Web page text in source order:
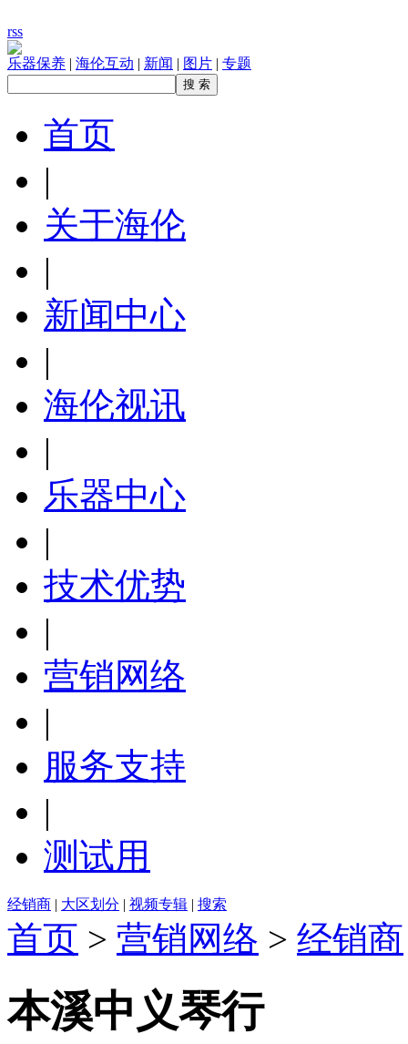
rss
乐器保养 | 海伦互动 | 新闻 | 图片 | 专题
首页
|
关于海伦
|
新闻中心
|
海伦视讯
|
乐器中心
|
技术优势
|
营销网络
|
服务支持
|
测试用
经销商 | 大区划分 | 视频专辑 | 搜索
首页 > 营销网络 > 经销商
本溪中义琴行